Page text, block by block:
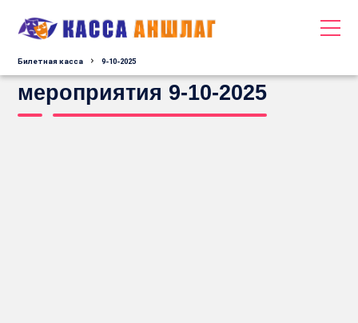
Билетная касса 9-10-2025
мероприятия 9-10-2025